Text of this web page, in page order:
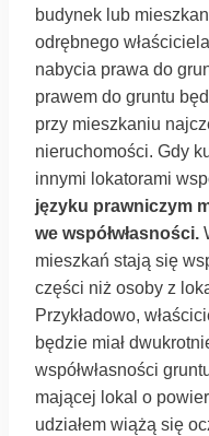
budynek lub
odrębnego
nabycia prawa do
prawem do gruntu
przy mieszkaniu
nieruchomości. Gdy
innymi lokatorami
języku prawniczym
we współwłasności.
mieszkań stają się
części niż osoby z
Przykładowo,
będzie miał
współwłasności
mającej lokal o
udziałem wiążą się